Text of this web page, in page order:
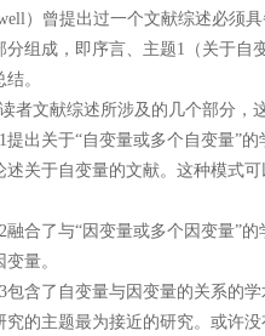
）曾提出过一个文献综述必
分组成，即序言、主题1（关于自
。
读者文献综述所涉及的几个部分
1提出关于“自变量或多个自变量”
述关于自变量的文献。这种模式
2融合了与“因变量或多个因变量”
量。
3包含了自变量与因变量的关系的
究的主题最为接近的研究。或许